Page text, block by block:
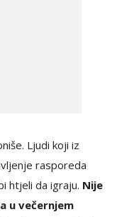
Ljudi koji iz
rasporeda
htjeli da igraju. Nije
u večernjem